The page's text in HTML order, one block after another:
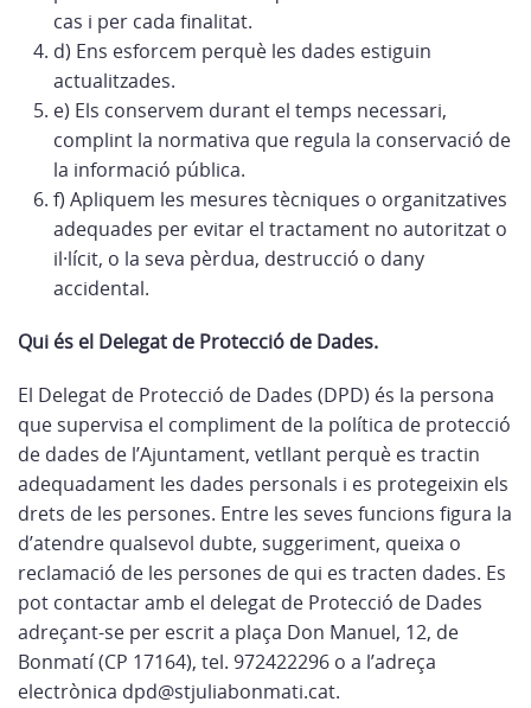
cas i per cada finalitat.
d) Ens esforcem perquè les dades estiguin
actualitzades.
e) Els conservem durant el temps necessari,
complint la normativa que regula la conservació de
la informació pública.
f) Apliquem les mesures tècniques o organitzatives
adequades per evitar el tractament no autoritzat o
il·lícit, o la seva pèrdua, destrucció o dany
accidental.
Qui és el Delegat de Protecció de Dades.
El Delegat de Protecció de Dades (DPD) és la persona
que supervisa el compliment de la política de protecció
de dades de l’Ajuntament, vetllant perquè es tractin
adequadament les dades personals i es protegeixin els
drets de les persones. Entre les seves funcions figura la
d’atendre qualsevol dubte, suggeriment, queixa o
reclamació de les persones de qui es tracten dades. Es
pot contactar amb el delegat de Protecció de Dades
adreçant-se per escrit a plaça Don Manuel, 12, de
Bonmatí (CP 17164), tel. 972422296 o a l’adreça
electrònica dpd@stjuliabonmati.cat.